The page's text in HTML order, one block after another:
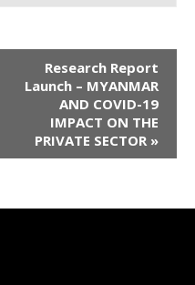
Research Report
Launch – MYANMAR
AND COVID-19
IMPACT ON THE
PRIVATE SECTOR »